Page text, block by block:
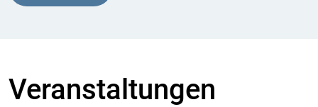
Veranstaltungen